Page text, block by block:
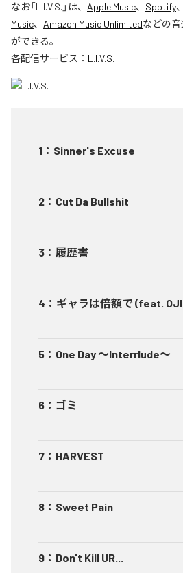
なお「L.I.V.S. 」は、 Apple Music、 Spotify、
Music、 Amazon Music Unlimitedなどの
ができる。
各配信サービス： L.I.V.S.
1 ： Sinner's Excuse
2 ： Cut Da Bullshit
3 ： 履歴書
4 ： ギャラは倍額で (feat.
5 ： One Day ～Interrlude～
6 ： ゴミ
7 ： HARVEST
8 ： Sweet Pain
9 ： Don't Kill UR...